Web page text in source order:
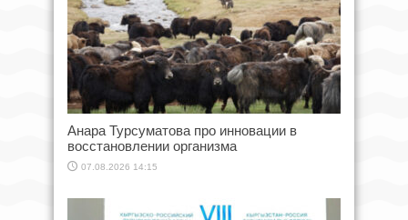
Анара Турсуматова про инновации в
восстановлении организма
07.08.2026 14:15